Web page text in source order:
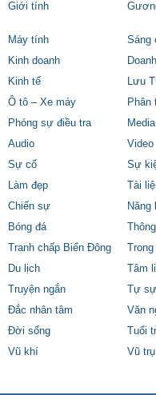
Giới tính
Máy tính
Sáng
Kinh doanh
Kinh tế
Lưu
Ô tô – Xe máy
Phân
Phóng sự điều tra
Media
Audio
Video
Sự cố
Sự
Làm đẹp
Tài
Chiến sự
Năng
Bóng đá
Tranh chấp Biển Đông
Du lịch
Tâm
Truyện ngắn
Tự sự
Đắc nhân tâm
Văn
Đời sống
Tuổi
Vũ khí
Vũ trụ